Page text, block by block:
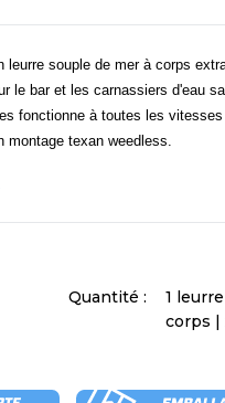
leurre souple de mer à corps
le bar et les carnassiers d'eau
fonctionne à toutes les vitesses
montage texan weedless.
Quantité :
1
corps |